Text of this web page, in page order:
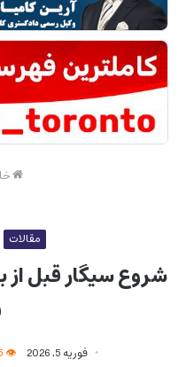
مقالات
شروع سیگار قبل از
فوریه 5, 2026